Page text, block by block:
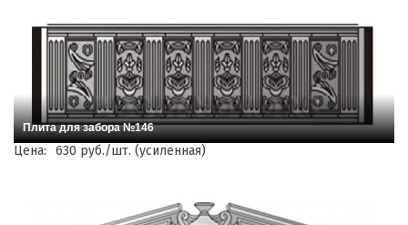
Плита для забора №146
Цена: 630 руб./шт. (усиленная)